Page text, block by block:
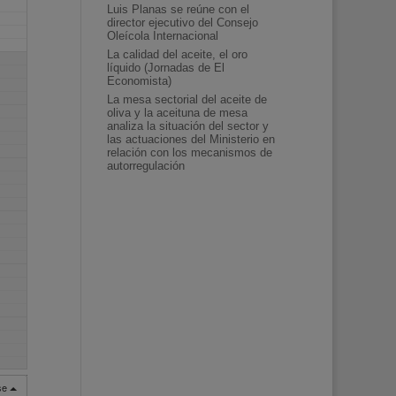
Luis Planas se reúne con el
director ejecutivo del Consejo
Oleícola Internacional
La calidad del aceite, el oro
líquido (Jornadas de El
Economista)
La mesa sectorial del aceite de
oliva y la aceituna de mesa
analiza la situación del sector y
las actuaciones del Ministerio en
relación con los mecanismos de
autorregulación